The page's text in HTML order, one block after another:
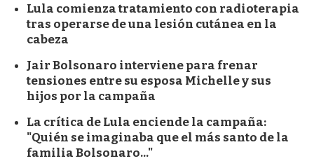
Lula comienza tratamiento con radioterapia
tras operarse de una lesión cutánea en la
cabeza
Jair Bolsonaro interviene para frenar
tensiones entre su esposa Michelle y sus
hijos por la campaña
La crítica de Lula enciende la campaña:
"Quién se imaginaba que el más santo de la
familia Bolsonaro..."